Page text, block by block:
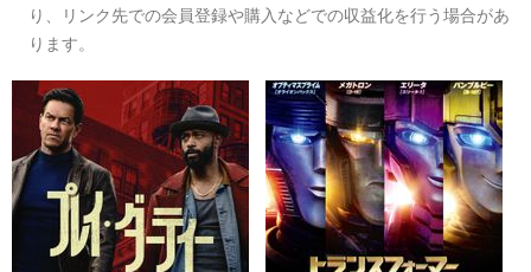
り、リンク先での会員登録や購入などでの収益化を行う場合があ
ります。